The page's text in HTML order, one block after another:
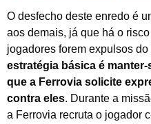
O desfecho deste enredo é
aos demais, já que há o
jogadores forem expulsos
estratégia básica é
que a Ferrovia solicite
contra eles. Durante a
a Ferrovia recruta o jogador